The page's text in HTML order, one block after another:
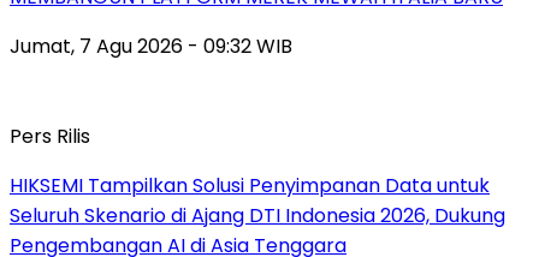
Jumat, 7 Agu 2026 - 09:32 WIB
Pers Rilis
HIKSEMI Tampilkan Solusi Penyimpanan Data untuk
Seluruh Skenario di Ajang DTI Indonesia 2026, Dukung
Pengembangan AI di Asia Tenggara